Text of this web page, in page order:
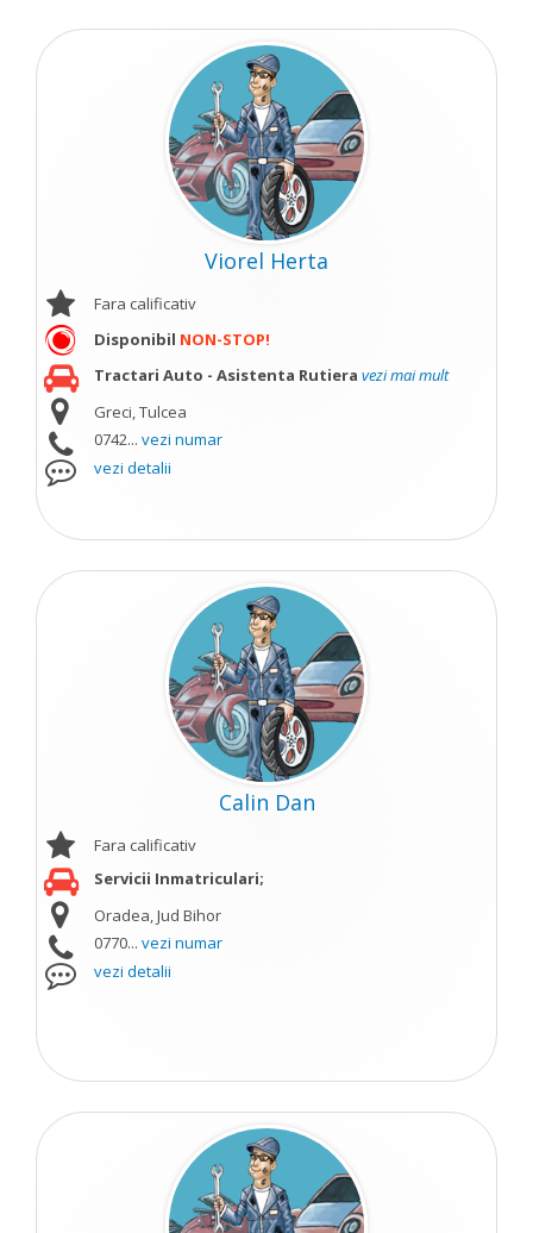
Viorel Herta
Fara calificativ
Disponibil NON-STOP!
Tractari Auto - Asistenta Rutiera vezi mai mult
Greci, Tulcea
0742... vezi numar
vezi detalii
Calin Dan
Fara calificativ
Servicii Inmatriculari;
Oradea, Jud Bihor
0770... vezi numar
vezi detalii